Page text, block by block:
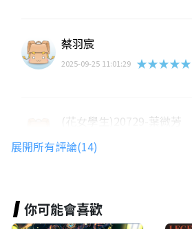
蔡羽宸
2025-09-25 11:01:29 ★★★★★
(花女學生)20729-葉微芳
2025-09-22 08:29:50
(花女學生)20720-邱芮楹
2025-09-15 09:23:26 ★★★★★
展開所有評論(14)
你可能會喜歡